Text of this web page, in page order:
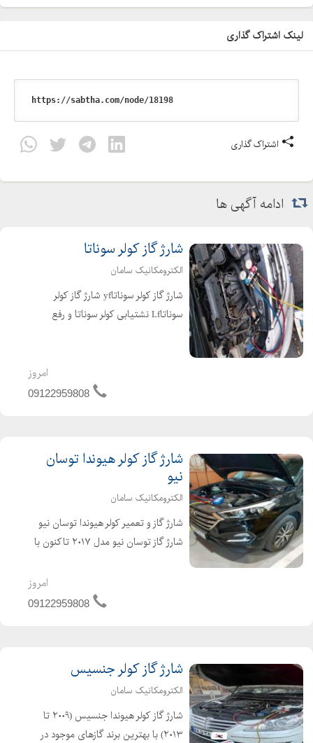
لینک اشتراک گذاری
اشتراک گذاری
ادامه آگهی ها
شارژ گاز کولر سوناتا
الکترومکانیک سامان
شارژ گاز کولر سوناتاyf شارژ گاز کولر
سوناتاLf نشتیابی کولر سوناتا و رفع
هانیول آمریکا، هارپ و فروژن انگلیس،امروز
09122959808
شارژ گاز کولر هیوندا توسان
نیو
الکترومکانیک سامان
شارژ گاز و تعمیر کولر هیوندا توسان نیو
شارژ گاز توسان نیو مدل ۲۰۱۷ تاکنون با
نشتیابی کولر توسان نیو (هارپ و فروژن
انگلیس،کلیا ژاپن و هانیول آمریکا)
امروز
09122959808
شارژ گاز کولر جنسیس
الکترومکانیک سامان
شارژ گاز کولر هیوندا جنسیس (۲۰۰۹ تا
۲۰۱۳) با بهترین برند گازهای موجود در